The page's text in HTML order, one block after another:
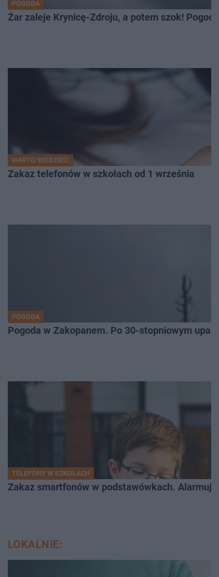
POGODA
Żar zaleje Krynicę-Zdroju, a potem szok!
WARTO WIEDZIEĆ!
Zakaz telefonów w szkołach od 1 września
POGODA
Pogoda w Zakopanem. Po 30-stopniowym
TELEFONY W SZKOŁACH
Zakaz smartfonów w podstawówkach.
LOKALNIE: